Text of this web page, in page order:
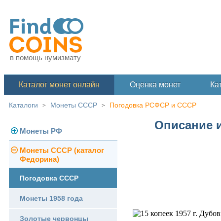
в помощь нумизмату
Каталог монет онлайн Оценка монет
Каталоги > Монеты СССР > Погодовка РСФСР и СССР
Монеты РФ
Современная Россия
Монеты СССР (каталог
Федорина)
Погодовка СССР
Монеты 1958 года
Золотые червонцы
Описание